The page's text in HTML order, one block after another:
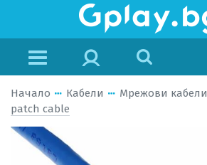
Начало Кабели Мрежови кабели
patch cable